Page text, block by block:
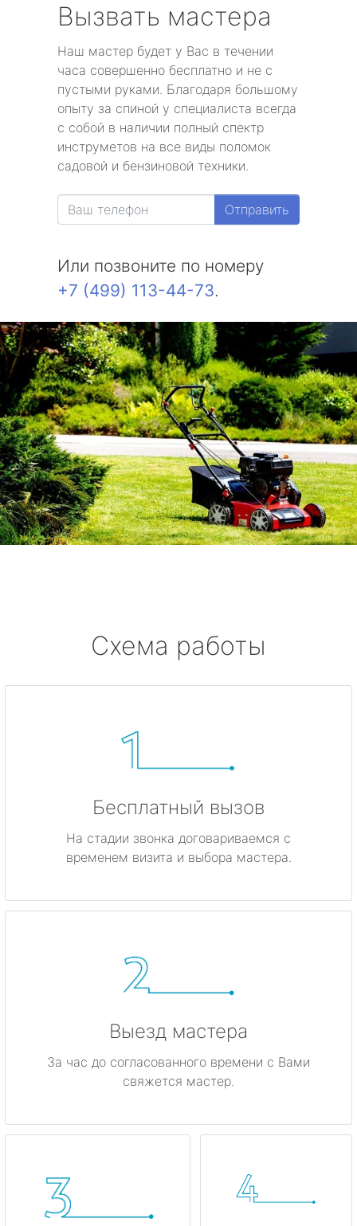
Вызвать мастера
Наш мастер будет у Вас в течении
часа совершенно бесплатно и не с
пустыми руками. Благодаря большому
опыту за спиной у специалиста всегда
с собой в наличии полный спектр
инструметов на все виды поломок
садовой и бензиновой техники.
Отправить
Или позвоните по номеру
+7 (499) 113-44-73.
Схема работы
Бесплатный вызов
На стадии звонка договариваемся с
временем визита и выбора мастера.
Выезд мастера
За час до согласованного времени с Вами
свяжется мастер.